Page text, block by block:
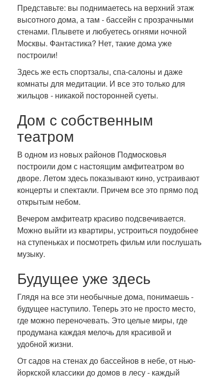
Представьте: вы поднимаетесь на верхний этаж
высотного дома, а там - бассейн с прозрачными
стенами. Плывете и любуетесь огнями ночной
Москвы. Фантастика? Нет, такие дома уже
построили!
Здесь же есть спортзалы, спа-салоны и даже
комнаты для медитации. И все это только для
жильцов - никакой посторонней суеты.
Дом с собственным
театром
В одном из новых районов Подмосковья
построили дом с настоящим амфитеатром во
дворе. Летом здесь показывают кино, устраивают
концерты и спектакли. Причем все это прямо под
открытым небом.
Вечером амфитеатр красиво подсвечивается.
Можно выйти из квартиры, устроиться поудобнее
на ступеньках и посмотреть фильм или послушать
музыку.
Будущее уже здесь
Глядя на все эти необычные дома, понимаешь -
будущее наступило. Теперь это не просто место,
где можно переночевать. Это целые миры, где
продумана каждая мелочь для красивой и
удобной жизни.
От садов на стенах до бассейнов в небе, от нью-
йоркской классики до домов в лесу - каждый